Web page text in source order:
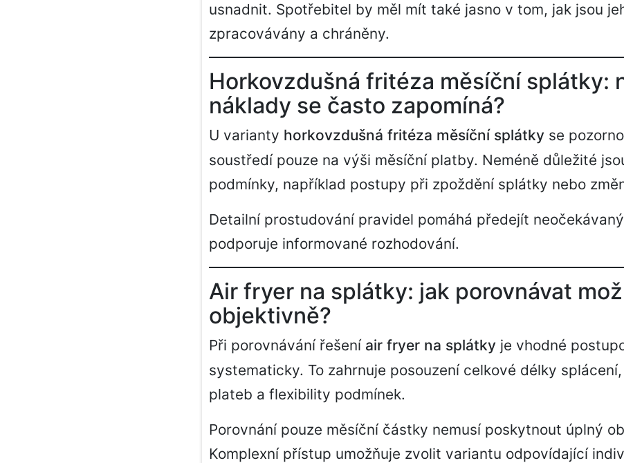
usnadnit. Spotřebitel by měl mít také jasno v tom, jak jsou
zpracovávány a chráněny.
Horkovzdušná fritéza měsíční splátky:
náklady se často zapomíná?
U varianty horkovzdušná fritéza měsíční splátky se
soustředí pouze na výši měsíční platby. Neméně důležité
podmínky, například postupy při zpoždění splátky nebo
Detailní prostudování pravidel pomáhá předejít
podporuje informované rozhodování.
Air fryer na splátky: jak porovnávat
objektivně?
Při porovnávání řešení air fryer na splátky je vhodné
systematicky. To zahrnuje posouzení celkové délky
plateb a flexibility podmínek.
Porovnání pouze měsíční částky nemusí poskytnout úplný
Komplexní přístup umožňuje zvolit variantu odpovídající